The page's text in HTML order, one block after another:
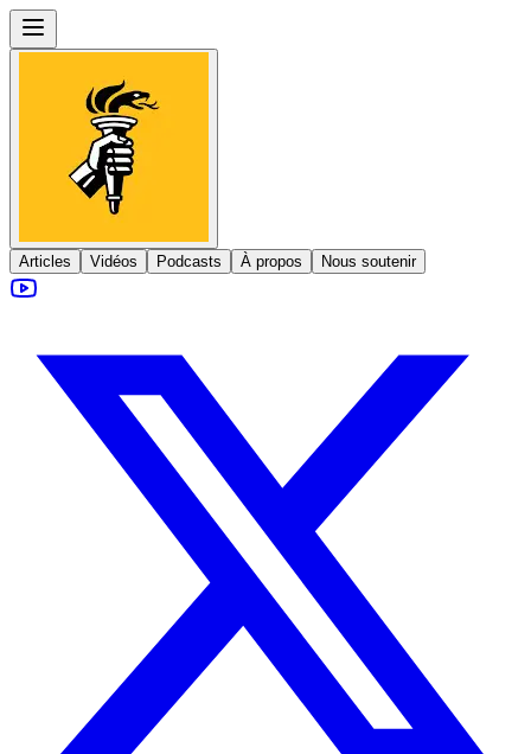
Articles Vidéos Podcasts À propos Nous soutenir